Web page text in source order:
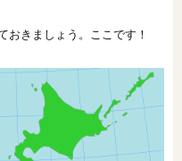
談会
おきましょう。ここです！